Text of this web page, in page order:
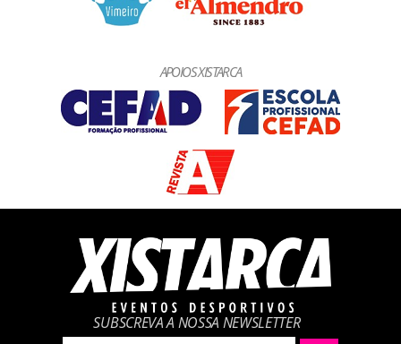
APOIOS XISTARCA
SUBSCREVA A NOSSA NEWSLETTER